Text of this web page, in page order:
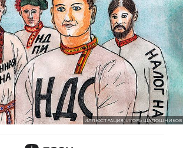
ИЛЛЮСТРАЦИЯ: ИГОРЬ ШАПОШНИКОВ